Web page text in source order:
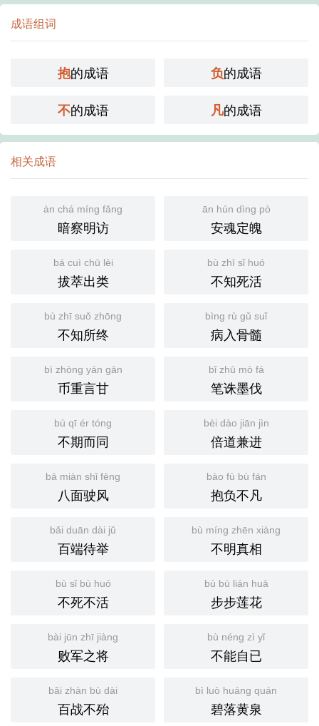
成语组词
抱的成语 负的成语
不的成语 凡的成语
相关成语
àn chá míng fǎng
暗察明访
ān hún dìng pò
安魂定魄
bá cuì chū lèi
拔萃出类
bù zhī sǐ huó
不知死活
bù zhī suǒ zhōng
不知所终
bìng rù gǔ suǐ
病入骨髓
bì zhòng yán gān
币重言甘
bǐ zhū mò fá
笔诛墨伐
bù qī ér tóng
不期而同
bèi dào jiān jìn
倍道兼进
bā miàn shǐ fēng
八面驶风
bào fù bù fán
抱负不凡
bǎi duān dài jǔ
百端待举
bù míng zhēn xiàng
不明真相
bù sǐ bù huó
不死不活
bù bù lián huā
步步莲花
bài jūn zhī jiàng
败军之将
bù néng zì yǐ
不能自已
bǎi zhàn bù dài
百战不殆
bì luò huáng quán
碧落黄泉